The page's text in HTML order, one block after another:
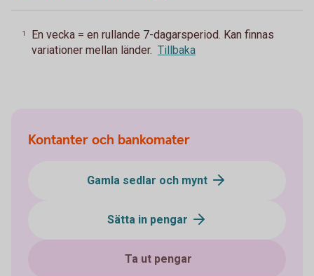
1
En vecka = en rullande 7-dagarsperiod. Kan finnas
variationer mellan länder. Tillbaka
Kontanter och bankomater
Gamla sedlar och mynt
Sätta in pengar
Ta ut pengar